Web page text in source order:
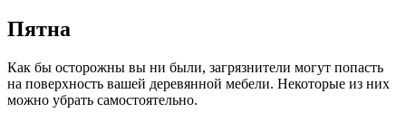
Пятна
Как бы осторожны вы ни были, загрязнители могут попасть
на поверхность вашей деревянной мебели. Некоторые из них
можно убрать самостоятельно.